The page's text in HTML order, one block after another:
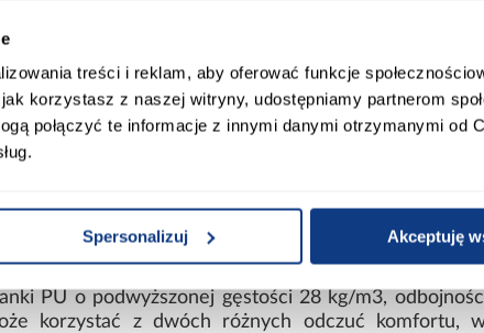
treści i reklam, aby oferować funkcje
korzystasz z naszej witryny, udostępniamy partnerom
połączyć te informacje z innymi danymi otrzymanymi od
Spersonalizuj Akceptuję
memory, pianka Visco Pneumatic nie zmienia
to bardziej stabilne właściwości użytkowe
strukturą, która delikatnie otula ciało
zachowując swoje właściwości przez dłuższy czas
konstrukcja zwiększająca
z pianką PU o gęstości 25 kg/m3 i wysokości około 1
trwałość całej konstrukcji.
PU o podwyższonej gęstości 28 kg/m3,
korzystać z dwóch różnych odczuć komfortu,